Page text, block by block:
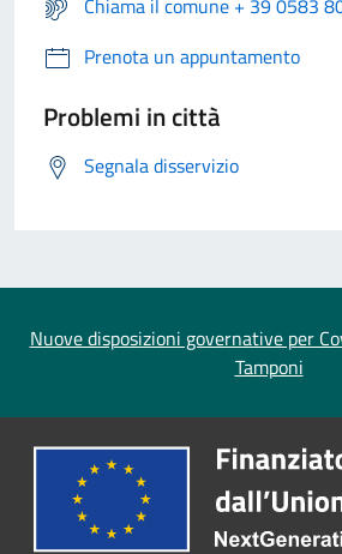
Chiama il comune + 39 0583
Prenota un appuntamento
Problemi in città
Segnala disservizio
Nuove disposizioni governative per
Tamponi